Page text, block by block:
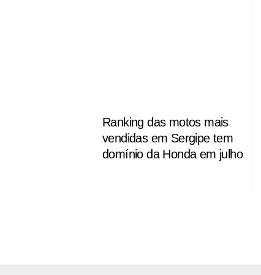
Ranking das motos mais
vendidas em Sergipe tem
domínio da Honda em julho